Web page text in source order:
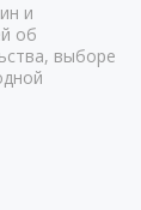
и
об
выборе